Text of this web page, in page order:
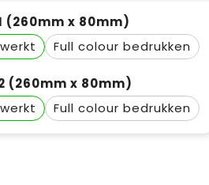
(260mm x 80mm)
Full colour
(260mm x 80mm)
Full colour